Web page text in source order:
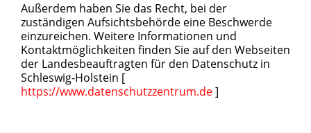
Außerdem haben Sie das Recht, bei der
zuständigen Aufsichtsbehörde eine Beschwerde
einzureichen. Weitere Informationen und
Kontaktmöglichkeiten finden Sie auf den Webseiten
der Landesbeauftragten für den Datenschutz in
Schleswig-Holstein [
https://www.datenschutzzentrum.de]